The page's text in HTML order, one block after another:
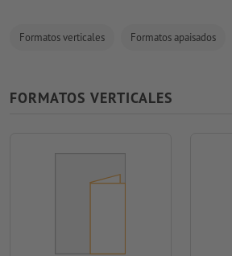
Formatos verticales Formatos apaisados
FORMATOS VERTICALES